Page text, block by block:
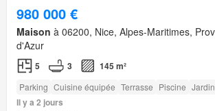
980 000 €
Maison à 06200, Nice, Alpes-Maritimes,
d'Azur
5 3 145 m²
Parking Cuisine équipée Terrasse Piscine Jardin
Il y a 2 jours